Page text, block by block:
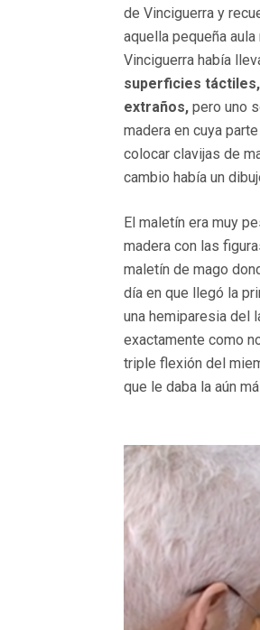
de Vinciguerra y
aquella pequeña
Vinciguerra había
superficies
extraños, pero uno
madera en cuya
colocar clavijas de
cambio había un
E l maletín era muy
madera con las
maletín de mago
día en que llegó la
una hemiparesia del
exactamente como
triple flexión del
que le daba la aún